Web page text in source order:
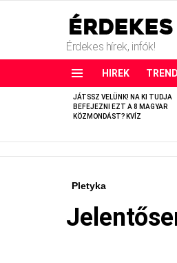
Érdekes hírek, infók!
HIREK TREND
LATEST
STORIES
JÁTSSZ VELÜNK! NA KI TUDJA
BEFEJEZNI EZT A 8 MAGYAR
KÖZMONDÁST? KVÍZ
Pletyka